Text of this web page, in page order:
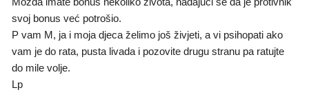
svoj bonus već potrošio.
P vam M, ja i moja djeca želimo još živjeti, a vi psihopati ako
vam je do rata, pusta livada i pozovite drugu stranu pa ratujte
do mile volje.
Lp